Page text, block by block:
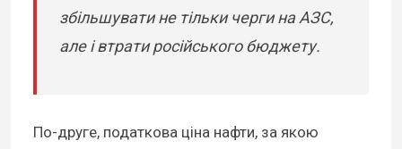
збільшувати не тільки черги на АЗС,
але і втрати російського бюджету.
По-друге, податкова ціна нафти, за якою